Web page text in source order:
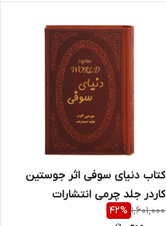
کتاب دنیای سوفی اثر جوستین
کاردر جلد چرمی انتشارات
پارمیس
1,601,000
42%